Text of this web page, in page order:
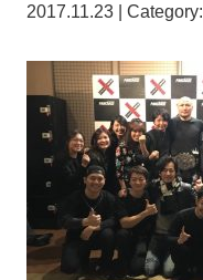
2017.11.23 | Category: